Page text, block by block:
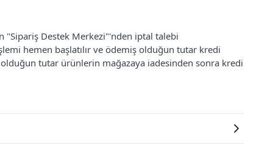
"Sipariş Destek Merkezi"'nden iptal talebi
hemen başlatılır ve ödemiş olduğun tutar kredi
tutar ürünlerin mağazaya iadesinden sonra kredi